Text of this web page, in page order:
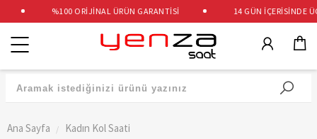
%100 ORİJİNAL ÜRÜN GARANTİSİ 14 GÜN İÇERİSİNDE
Kategoriler
Ana Sayfa Kadın Kol Saati